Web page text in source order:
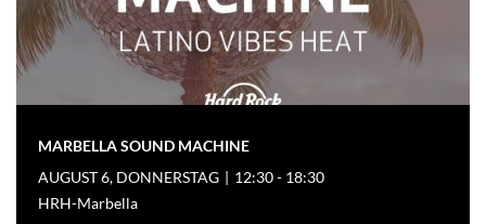
MARBELLA SOUND MACHINE
AUGUST 6, DONNERSTAG
12:30 - 18:30
HRH-Marbella